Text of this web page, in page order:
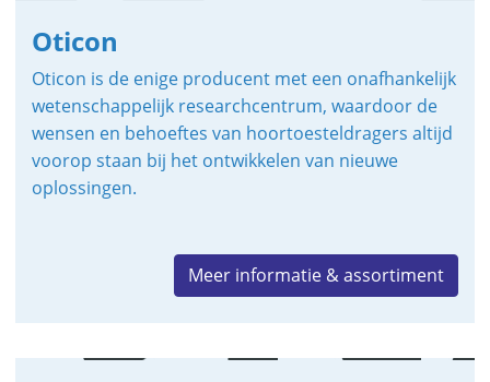
Oticon
Oticon is de enige producent met een onafhankelijk
wetenschappelijk researchcentrum, waardoor de
wensen en behoeftes van hoortoesteldragers altijd
voorop staan bij het ontwikkelen van nieuwe
oplossingen.
Meer informatie & assortiment